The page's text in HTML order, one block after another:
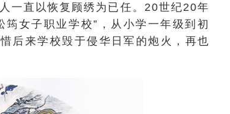
一直以恢复顾绣为已任。20世纪20年
筠女子职业学校”，从小学一年级到初
后来学校毁于侵华日军的炮火，再也